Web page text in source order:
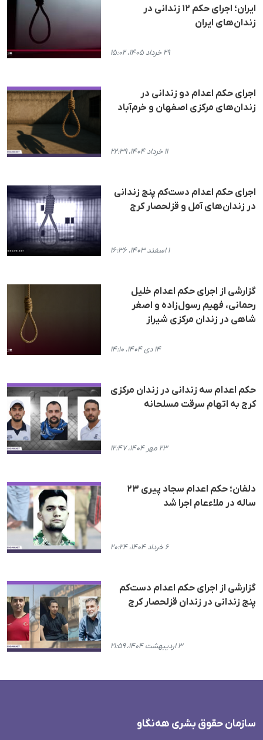
ایران؛ اجرای حکم ۱۲ زندانی در
زندان‌های ایران
۲۹ خرداد ۱۴۰۵، ۱۵:۰۲
اجرای حکم اعدام دو زندانی در
زندان‌های مرکزی اصفهان و خرم‌آباد
۱۱ خرداد ۱۴۰۴، ۲۲:۳۹
اجرای حکم اعدام دست‌کم پنج زندانی
در زندان‌های آمل و قزلحصار کرج
۱ اسفند ۱۴۰۳، ۱۶:۳۶
گزارشی از اجرای حکم اعدام خلیل
رحمانی، فهیم رسول‌زاده و اصغر
شاهی در زندان‌ مرکزی شیراز
۱۴ دی ۱۴۰۴، ۱۴:۱۰
حکم اعدام سه زندانی در زندان مرکزی
کرج به اتهام سرقت مسلحانه
۲۳ مهر ۱۴۰۴، ۱۲:۴۷
دلفان؛ حکم اعدام سجاد پیری ۲۳
ساله در ملاء‌عام اجرا شد
۶ خرداد ۱۴۰۴، ۲۰:۲۴
گزارشی از اجرای حکم اعدام دست‌کم
پنج زندانی در زندان قزلحصار کرج
۳ اردیبهشت ۱۴۰۴، ۲۱:۵۹
سازمان حقوق بشری هەنگاو